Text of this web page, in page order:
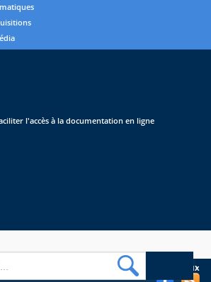
l'accès à la documentation en ligne
de l'EHESP sur les réseaux sociaux